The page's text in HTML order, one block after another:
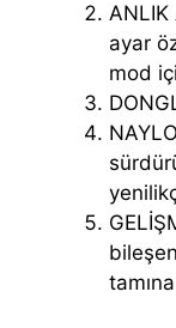
ANLIK
ayar
mod